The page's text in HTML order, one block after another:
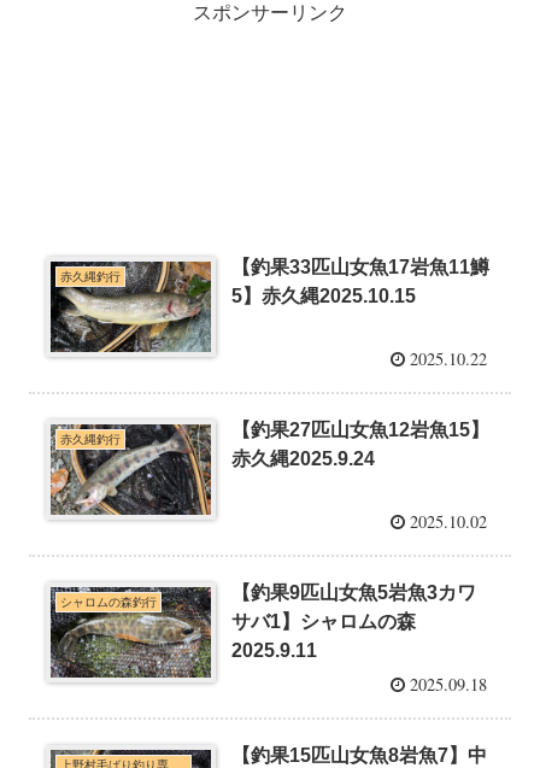
スポンサーリンク
赤久縄釣行
【釣果33匹山女魚17岩魚11鱒
5】赤久縄2025.10.15
2025.10.22
赤久縄釣行
【釣果27匹山女魚12岩魚15】
赤久縄2025.9.24
2025.10.02
シャロムの森釣行
【釣果9匹山女魚5岩魚3カワ
サバ1】シャロムの森
2025.9.11
2025.09.18
【釣果15匹山女魚8岩魚7】中